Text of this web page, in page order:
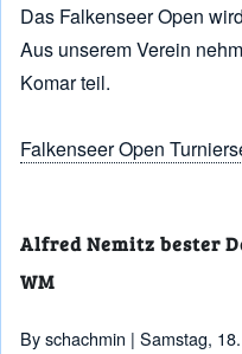
Das Falkenseer Open
Aus unserem Verein
Komar teil.
Falkenseer Open
Alfred Nemitz bester
WM
Byschachmin | Samstag,